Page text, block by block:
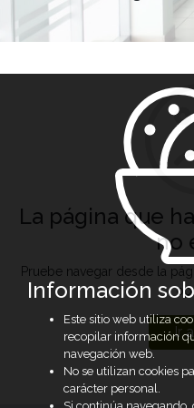
La página que
no
Pruebe navegar desde la
Ir
Información
Este sitio web utiliza
recopilar información
navegación web.
No se utilizan cookies
carácter personal.